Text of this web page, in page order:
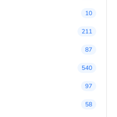
10
211
87
540
97
58